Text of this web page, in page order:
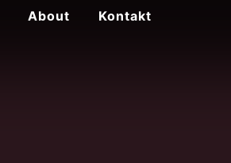
About Kontakt